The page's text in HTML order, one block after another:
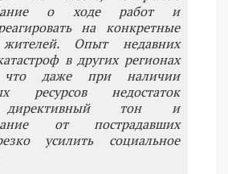
о ходе работ и
на конкретные
Опыт недавних
в других регионах
что даже при наличии
ресурсов недостаток
директивный тон и
от пострадавших
усилить социальное